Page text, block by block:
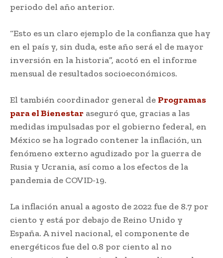
periodo del año anterior.
“Esto es un claro ejemplo de la confianza que hay
en el país y, sin duda, este año será el de mayor
inversión en la historia”, acotó en el informe
mensual de resultados socioeconómicos.
El también coordinador general de Programas
para el Bienestar aseguró que, gracias a las
medidas impulsadas por el gobierno federal, en
México se ha logrado contener la inflación, un
fenómeno externo agudizado por la guerra de
Rusia y Ucrania, así como a los efectos de la
pandemia de COVID-19.
La inflación anual a agosto de 2022 fue de 8.7 por
ciento y está por debajo de Reino Unido y
España. A nivel nacional, el componente de
energéticos fue del 0.8 por ciento al no